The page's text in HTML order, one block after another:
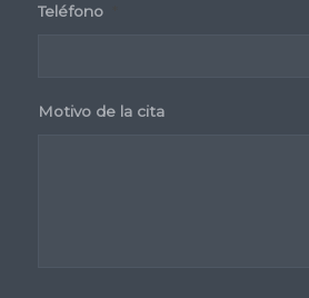
Teléfono
Motivo de la cita